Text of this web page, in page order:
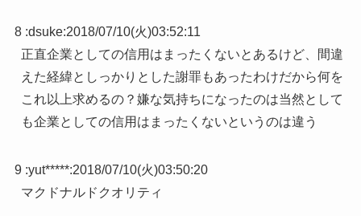
8 :dsuke:2018/07/10(火)03:52:11
正直企業としての信用はまったくないとあるけど、間違
えた経緯としっかりとした謝罪もあったわけだから何を
これ以上求めるの？嫌な気持ちになったのは当然として
も企業としての信用はまったくないというのは違う
9 :yut*****:2018/07/10(火)03:50:20
マクドナルドクオリティ